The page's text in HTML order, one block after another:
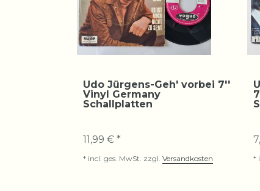
Udo Jürgens-Geh' vorbei 7''
Vinyl Germany
Schallplatten
11,99 € *
* incl. ges. MwSt. zzgl. Versandkosten *